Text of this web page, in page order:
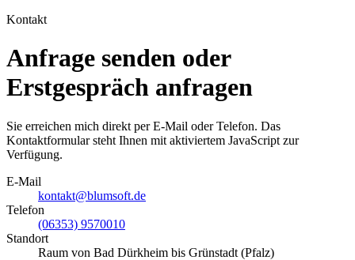
Kontakt
Anfrage senden oder
Erstgespräch anfragen
Sie erreichen mich direkt per E-Mail oder Telefon. Das
Kontaktformular steht Ihnen mit aktiviertem JavaScript zur
Verfügung.
E-Mail
kontakt@blumsoft.de
Telefon
(06353) 9570010
Standort
Raum von Bad Dürkheim bis Grünstadt (Pfalz)